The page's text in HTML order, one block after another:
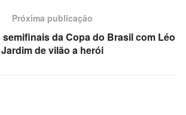
Próxima publicação
da Copa do Brasil com Léo
Jardim de vilão a herói